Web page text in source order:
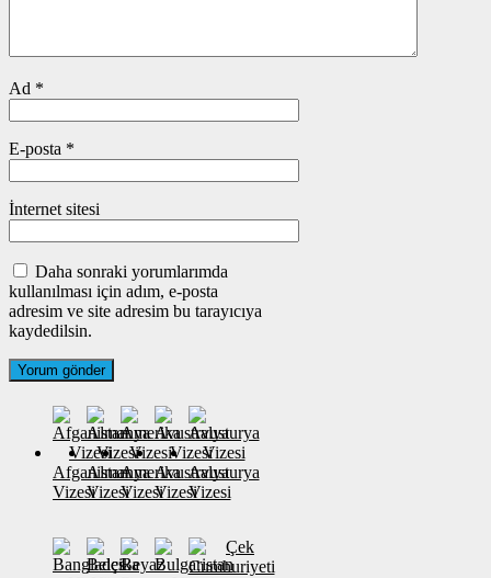
Ad *
E-posta *
İnternet sitesi
Daha sonraki yorumlarımda
kullanılması için adım, e-posta
adresim ve site adresim bu tarayıcıya
kaydedilsin.
Afganistan
Vizesi
Almanya
Vizesi
Amerika
Vizesi
Avustralya
Vizesi
Avusturya
Vizesi